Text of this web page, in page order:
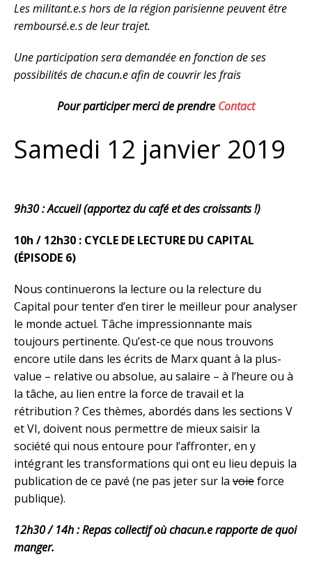
Les militant.e.s hors de la région parisienne peuvent être
remboursé.e.s de leur trajet.
Une participation sera demandée en fonction de ses
possibilités de chacun.e afin de couvrir les frais
Pour participer merci de prendre Contact
Samedi 12 janvier 2019
9h30 : Accueil (apportez du café et des croissants !)
10h / 12h30 : CYCLE DE LECTURE DU CAPITAL
(ÉPISODE 6)
Nous continuerons la lecture ou la relecture du
Capital pour tenter d’en tirer le meilleur pour analyser
le monde actuel. Tâche impressionnante mais
toujours pertinente. Qu’est-ce que nous trouvons
encore utile dans les écrits de Marx quant à la plus-
value – relative ou absolue, au salaire – à l’heure ou à
la tâche, au lien entre la force de travail et la
rétribution ? Ces thèmes, abordés dans les sections V
et VI, doivent nous permettre de mieux saisir la
société qui nous entoure pour l’affronter, en y
intégrant les transformations qui ont eu lieu depuis la
publication de ce pavé (ne pas jeter sur la voieforce
publique).
12h30 / 14h :Repas collectif où chacun.e rapporte de quoi
manger.